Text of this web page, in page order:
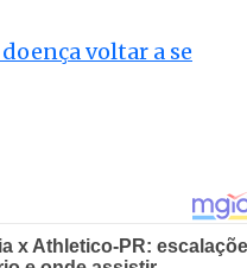
voltar a se